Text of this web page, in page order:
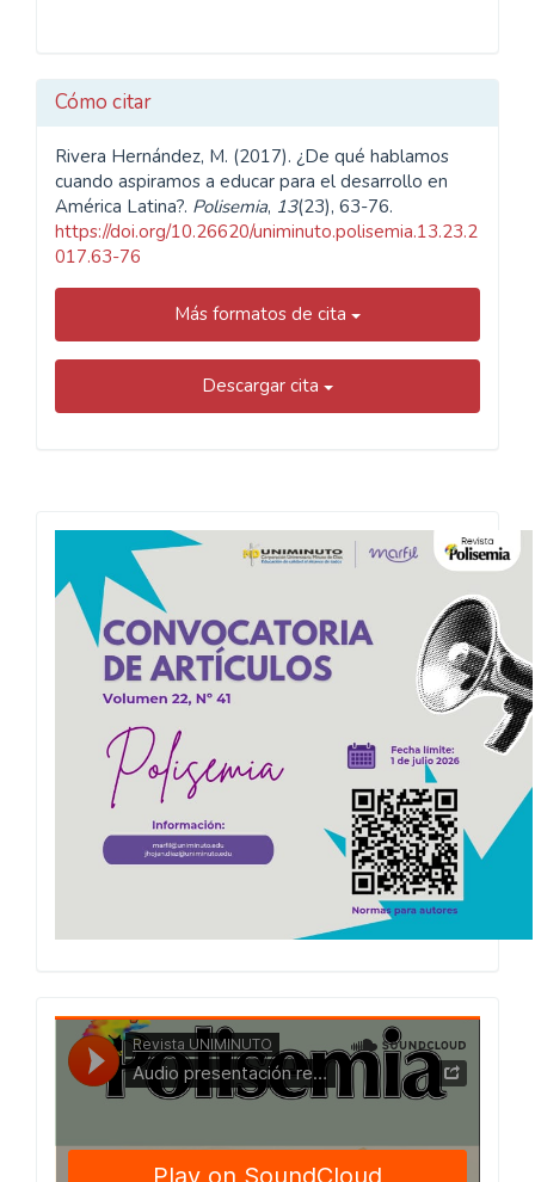
Cómo citar
Rivera Hernández, M. (2017). ¿De qué hablamos
cuando aspiramos a educar para el desarrollo en
América Latina?. Polisemia, 13(23), 63-76.
https://doi.org/10.26620/uniminuto.polisemia.13.23.2
017.63-76
Más formatos de cita
Descargar cita
Convocatoria
Polisemia
2026
Presentacion
Numero